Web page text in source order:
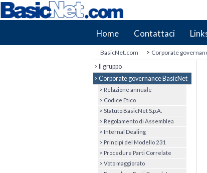
Home Contattaci
BasicNet.com > Corporate
> Il gruppo
> Corporate governance BasicNet
> Relazione annuale
> Codice Etico
> Statuto BasicNet S.p.A.
> Regolamento di Assemblea
> Internal Dealing
> Principi del Modello 231
> Procedure Parti Correlate
> Voto maggiorato